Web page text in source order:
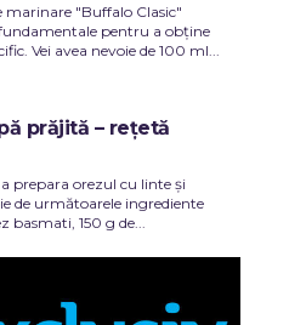
marinare "Buffalo Clasic"
pentru a obține
Vei avea nevoie de 100 ml...
prăjită – rețetă
prepara orezul cu linte și
de următoarele ingrediente
basmati, 150 g de...